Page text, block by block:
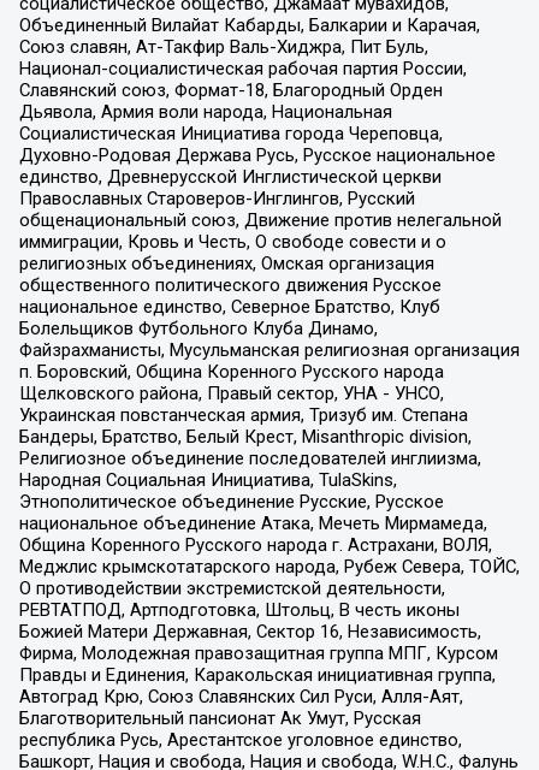
Объединенный Вилайат Кабарды, Балкарии и Карачая,
Союз славян, Ат-Такфир Валь-Хиджра, Пит Буль,
Национал-социалистическая рабочая партия России,
Славянский союз, Формат-18, Благородный Орден
Дьявола, Армия воли народа, Национальная
Социалистическая Инициатива города Череповца,
Духовно-Родовая Держава Русь, Русское национальное
единство, Древнерусской Инглистической церкви
Православных Староверов-Инглингов, Русский
общенациональный союз, Движение против нелегальной
иммиграции, Кровь и Честь, О свободе совести и о
религиозных объединениях, Омская организация
общественного политического движения Русское
национальное единство, Северное Братство, Клуб
Болельщиков Футбольного Клуба Динамо,
Файзрахманисты, Мусульманская религиозная организация
п. Боровский, Община Коренного Русского народа
Щелковского района, Правый сектор, УНА - УНСО,
Украинская повстанческая армия, Тризуб им. Степана
Бандеры, Братство, Белый Крест, Misanthropic division,
Религиозное объединение последователей инглиизма,
Народная Социальная Инициатива, TulaSkins,
Этнополитическое объединение Русские, Русское
национальное объединение Атака, Мечеть Мирмамеда,
Община Коренного Русского народа г. Астрахани, ВОЛЯ,
Меджлис крымскотатарского народа, Рубеж Севера, ТОЙС,
О противодействии экстремистской деятельности,
РЕВТАТПОД, Артподготовка, Штольц, В честь иконы
Божией Матери Державная, Сектор 16, Независимость,
Фирма, Молодежная правозащитная группа МПГ, Курсом
Правды и Единения, Каракольская инициативная группа,
Автоград Крю, Союз Славянских Сил Руси, Алля-Аят,
Благотворительный пансионат Ак Умут, Русская
республика Русь, Арестантское уголовное единство,
Башкорт, Нация и свобода, Нация и свобода, W.H.С., Фалунь